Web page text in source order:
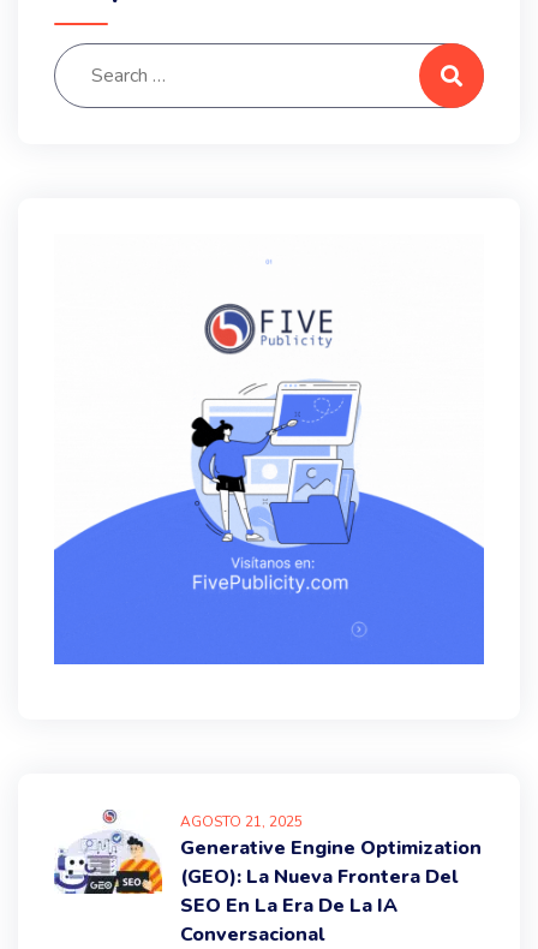
Search for:
Search
AGOSTO 21, 2025
Generative Engine Optimization
(GEO): La Nueva Frontera Del
SEO En La Era De La IA
Conversacional